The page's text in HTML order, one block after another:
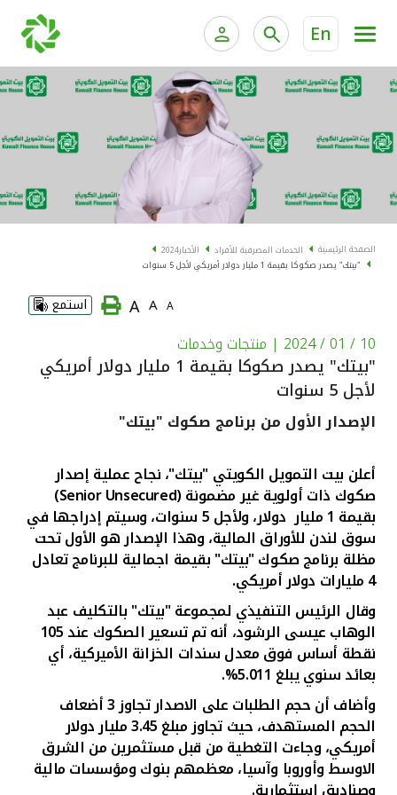
En
الخدمات المصرفية الإلكترونية للأفراد
الخدمات المصرفية الإلكترونية للشركات
خدمة "بيتك" للتداول الإلكتروني
الخدمات المصرفية للأفراد الخدمات المالية الخاصة
الحسابات المصرفية
البطاقات
"برامج العملاء"
الاستثمار
القنوات المصرفية
أدوات وخدمات
خدمات ما بعد البيع
اتصل بنا
مواقع الفروع وأجهزة الصرف الآلي
ألمانيا
ماليزيا
الصفحة الرئيسية الخدمات المصرفية للأفراد الأخبار2024
"بيتك" يصدر صكوكا بقيمة 1 مليار دولار أمريكي لأجل 5 سنوات
A
A
A استمع
10 / 01 / 2024 | منتجات وخدمات
"بيتك" يصدر صكوكا بقيمة 1 مليار دولار أمريكي
لأجل 5 سنوات
الإصدار الأول من برنامج صكوك "بيتك"
أعلن بيت التمويل الكويتي "بيتك"، نجاح عملية إصدار
صكوك ذات أولوية غير مضمونة (Senior Unsecured
)
بقيمة 1 مليار دولار، ولأجل 5 سنوات، وسيتم إدراجها في
سوق لندن للأوراق المالية،وهذا الإصدار هو الأولتحت
مظلة برنامج صكوك "بيتك" بقيمة اجمالية للبرنامج تعادل
4 مليارات دولار أمريكي.
وقال الرئيس التنفيذي لمجموعة "بيتك" بالتكليف عبد
الوهاب عيسى الرشود، أنه تم تسعير الصكوك عند 105
نقطة أساس فوق معدل سندات الخزانة الأميركية، أي
بعائد سنوي يبلغ 5.011%.
وأضاف أن حجم الطلبات على الاصدار
تجاوز 3 أضعاف
الحجم المستهدف، حيث تجاوز مبلغ 3.45 مليار دولار
أمريكي، وجاءت التغطية من قبلمستثمرين من الشرق
الاوسط وأوروبا وآسيا، معظمهم بنوك ومؤسسات مالية